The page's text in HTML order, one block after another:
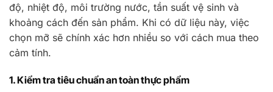
độ, nhiệt độ, môi trường nước, tần suất vệ sinh và
khoảng cách đến sản phẩm. Khi có dữ liệu này, việc
chọn mỡ sẽ chính xác hơn nhiều so với cách mua theo
cảm tính.
1. Kiểm tra tiêu chuẩn an toàn thực phẩm